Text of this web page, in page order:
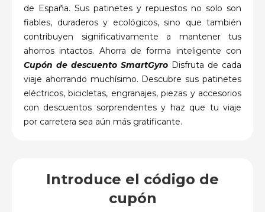
de España. Sus patinetes y repuestos no solo son
fiables, duraderos y ecológicos, sino que también
contribuyen significativamente a mantener tus
ahorros intactos. Ahorra de forma inteligente con
Cupón de descuento SmartGyro Disfruta de cada
viaje ahorrando muchísimo. Descubre sus patinetes
eléctricos, bicicletas, engranajes, piezas y accesorios
con descuentos sorprendentes y haz que tu viaje
por carretera sea aún más gratificante.
Introduce el código de
cupón